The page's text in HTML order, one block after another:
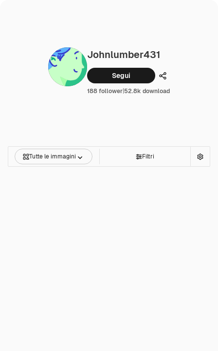
Johnlumber431
Segui Condividi
188 follower|52.8k download
Tutte le immagini Filtri